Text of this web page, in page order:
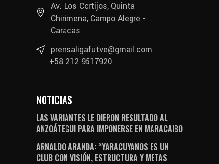
Av. Los Cortijos, Quinta
Chirimena, Campo Alegre -
Caracas
prensaligafutve@gmail.com
+58 212 9517920
NOTICIAS
LAS VARIANTES LE DIERON RESULTADO AL
ANZOÁTEGUI PARA IMPONERSE EN MARACAIBO
ARNALDO ARANDA: “YARACUYANOS ES UN
CLUB CON VISIÓN, ESTRUCTURA Y METAS